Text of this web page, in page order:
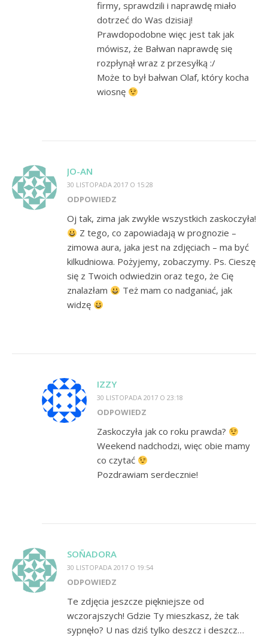
firmy, sprawdzili i naprawdę miało
dotrzeć do Was dzisiaj!
Prawdopodobne więc jest tak jak
mówisz, że Bałwan naprawdę się
rozpłynął wraz z przesyłką :/
Może to był bałwan Olaf, który kocha
wiosnę
JO-AN
30 LISTOPADA 2017 O 15:28
ODPOWIEDZ
Oj tak, zima jak zwykle wszystkich zaskoczyła!
Z tego, co zapowiadają w prognozie –
zimowa aura, jaka jest na zdjęciach – ma być
kilkudniowa. Pożyjemy, zobaczymy. Ps. Cieszę
się z Twoich odwiedzin oraz tego, że Cię
znalazłam
Też mam co nadganiać, jak
widzę
IZZY
30 LISTOPADA 2017 O 23:18
ODPOWIEDZ
Zaskoczyła jak co roku prawda?
Weekend nadchodzi, więc obie mamy
co czytać
Pozdrawiam serdecznie!
SOÑADORA
30 LISTOPADA 2017 O 19:54
ODPOWIEDZ
Te zdjęcia jeszcze piękniejsze od
wczorajszych! Gdzie Ty mieszkasz, że tak
sypnęło? U nas dziś tylko deszcz i deszcz…